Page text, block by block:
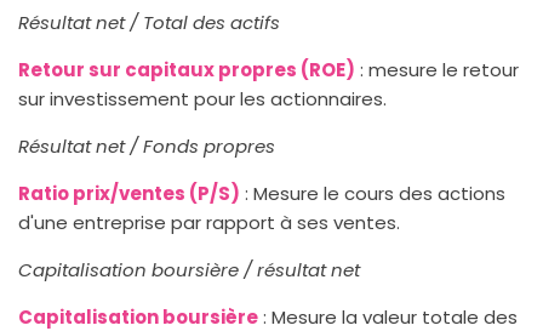
Résultat net / Total des actifs
Retour sur capitaux propres (ROE) : mesure le retour
sur investissement pour les actionnaires.
Résultat net / Fonds propres
Ratio prix/ventes (P/S) : Mesure le cours des actions
d'une entreprise par rapport à ses ventes.
Capitalisation boursière / résultat net
Capitalisation boursière: Mesure la valeur totale des